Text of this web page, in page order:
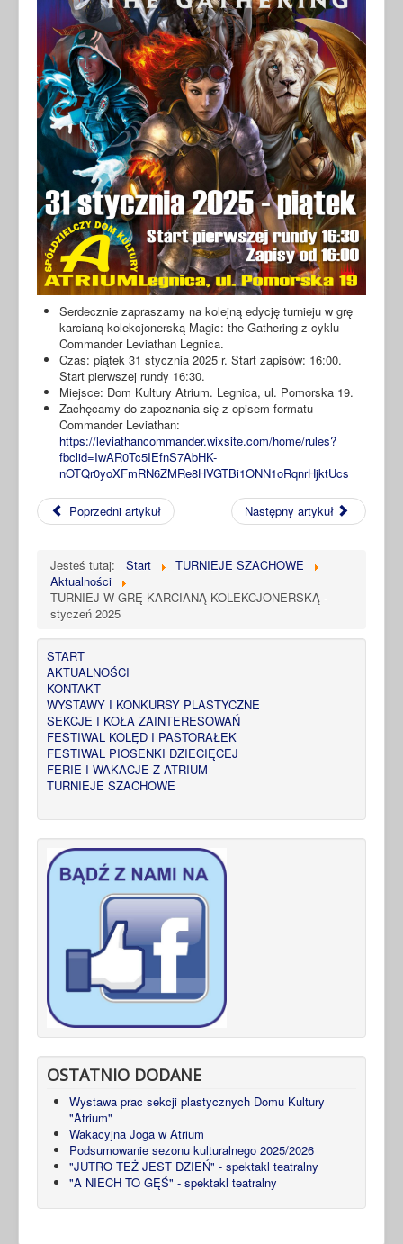
Serdecznie zapraszamy na kolejną edycję turnieju w grę
karcianą kolekcjonerską Magic: the Gathering z cyklu
Commander Leviathan Legnica.
Czas: piątek 31 stycznia 2025 r. Start zapisów: 16:00.
Start pierwszej rundy 16:30.
Miejsce: Dom Kultury Atrium. Legnica, ul. Pomorska 19.
Zachęcamy do zapoznania się z opisem formatu
Commander Leviathan:
https://leviathancommander.wixsite.com/home/rules?
fbclid=IwAR0Tc5IEfnS7AbHK-
nOTQr0yoXFmRN6ZMRe8HVGTBi1ONN1oRqnrHjktUcs
Poprzedni artykuł Następny artykuł
Jesteś tutaj: Start
TURNIEJE SZACHOWE
Aktualności
TURNIEJ W GRĘ KARCIANĄ KOLEKCJONERSKĄ -
styczeń 2025
START
AKTUALNOŚCI
KONTAKT
WYSTAWY I KONKURSY PLASTYCZNE
SEKCJE I KOŁA ZAINTERESOWAŃ
FESTIWAL KOLĘD I PASTORAŁEK
FESTIWAL PIOSENKI DZIECIĘCEJ
FERIE I WAKACJE Z ATRIUM
TURNIEJE SZACHOWE
OSTATNIO DODANE
Wystawa prac sekcji plastycznych Domu Kultury
"Atrium"
Wakacyjna Joga w Atrium
Podsumowanie sezonu kulturalnego 2025/2026
"JUTRO TEŻ JEST DZIEŃ" - spektakl teatralny
"A NIECH TO GĘŚ" - spektakl teatralny